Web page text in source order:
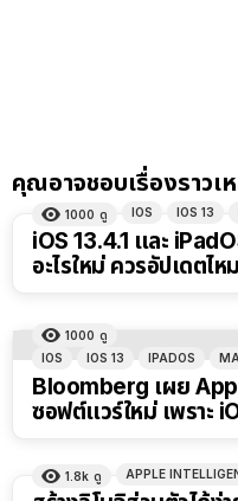
คุณอาจชอบเรื่องราวเ
1000 ดู IOS IOS 13
iOS 13.4.1 และ
อะไรใหม่ ควรอัปเดตไหม
1000 ดู
IOS
IOS 13 IPADOS
Bloomberg เผย
ซอฟต์แวร์ใหม่ เพราะ
1.8k ดู APPLE